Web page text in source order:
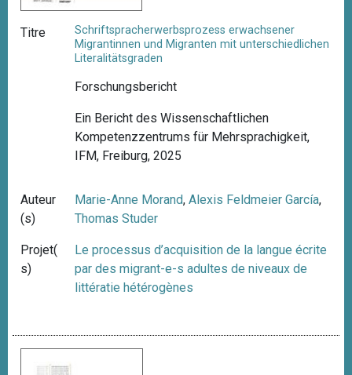
Titre
Schriftspracherwerbsprozess erwachsener
Migrantinnen und Migranten mit unterschiedlichen
Literalitätsgraden
Forschungsbericht
Ein Bericht des Wissenschaftlichen
Kompetenzzentrums für Mehrsprachigkeit,
IFM, Freiburg, 2025
Auteur
(s)
Marie-Anne Morand,Alexis Feldmeier García,
Thomas Studer
Projet(
s)
Le processus d’acquisition de la langue écrite
par des migrant-e-s adultes de niveaux de
littératie hétérogènes